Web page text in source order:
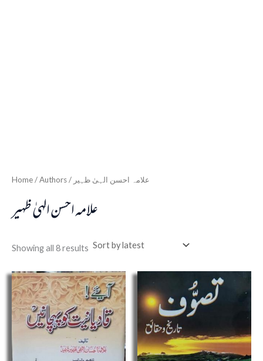
Home / Authors / علامہ احسن الہیٰ ظہیر
علامہ احسن الہیٰ ظہیر
Showing all 8 results